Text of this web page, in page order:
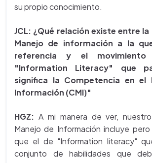
su propio conocimiento.
JCL: ¿Qué relación existe entre
Manejo de información a la
referencia y el movimiento
"Information Literacy" que
significa la Competencia en el
Información (CMI)"
HGZ: A mi manera de ver,
Manejo de Información incluye
que el de "Information literacy"
conjunto de habilidades que